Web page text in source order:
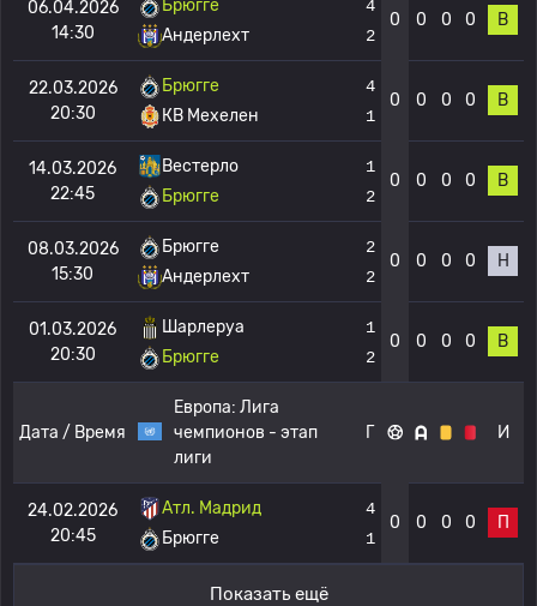
06.04.2026
14:30
Брюгге
Андерлехт
4
2
0 0 0 0 В
22.03.2026
20:30
Брюгге
КВ Мехелен
4
1
0 0 0 0 В
14.03.2026
22:45
Вестерло
Брюгге
1
2
0 0 0 0 В
08.03.2026
15:30
Брюгге
Андерлехт
2
2
0 0 0 0 Н
01.03.2026
20:30
Шарлеруа
Брюгге
1
2
0 0 0 0 В
Дата / Время
Европа: Лига
чемпионов - этап
лиги
Г И
24.02.2026
20:45
Атл. Мадрид
Брюгге
4
1
0 0 0 0 П
Показать ещё